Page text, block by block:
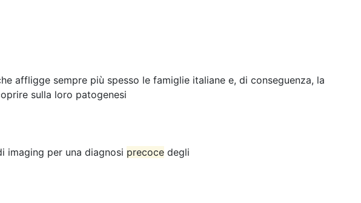
affligge sempre più spesso le famiglie italiane e, di conseguenza, la
sulla loro patogenesi
imaging per una diagnosi precoce degli